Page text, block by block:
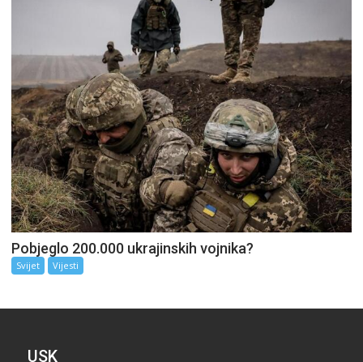
Pobjeglo 200.000 ukrajinskih vojnika?
Svijet Vijesti
USK